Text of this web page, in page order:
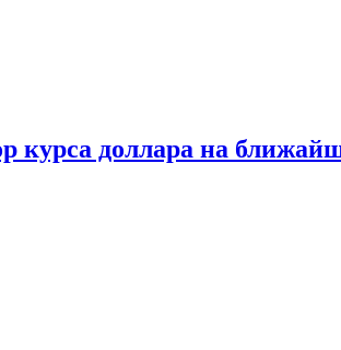
курса доллара на